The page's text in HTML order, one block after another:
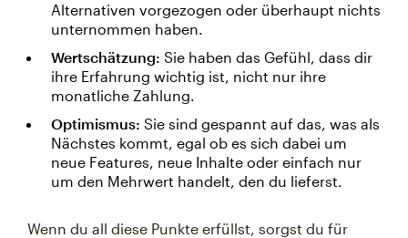
Alternativen vorgezogen oder überhaupt nichts
unternommen haben.
Wertschätzung: Sie haben das Gefühl, dass dir
ihre Erfahrung wichtig ist, nicht nur ihre
monatliche Zahlung.
Optimismus: Sie sind gespannt auf das, was als
Nächstes kommt, egal ob es sich dabei um
neue Features, neue Inhalte oder einfach nur
um den Mehrwert handelt, den du lieferst.
Wenn du all diese Punkte erfüllst, sorgst du für